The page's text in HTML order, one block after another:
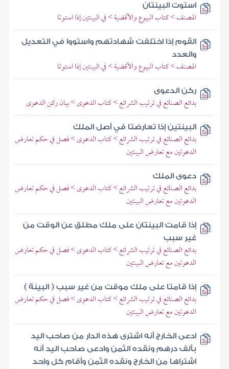
استوت البينتان
المصنف > كتاب البيوع والأقضية > في البينتين إذا استوتا
القوم إذا اختلفت شهادتهم واستووا في التعديل
والعدد
المصنف > كتاب البيوع والأقضية > في البينتين إذا استوتا
ركن الدعوى
بدائع الصنائع في ترتيب الشرائع > كتاب الدعوى > بيان ركن الدعوى
البينتين إذا تعارضتا في أصل الملك
بدائع الصنائع في ترتيب الشرائع > كتاب الدعوى > فصل في حكم تعارض
الدعوتين مع تعارض البينتين
دعوى الملك
بدائع الصنائع في ترتيب الشرائع > كتاب الدعوى > فصل في حكم تعارض
الدعوتين مع تعارض البينتين
إذا قامت البينتان على ملك مطلق عن الوقت من
غير سبب
بدائع الصنائع في ترتيب الشرائع > كتاب الدعوى > فصل في حكم تعارض
الدعوتين مع تعارض البينتين
إذا قامتا على ملك موقت من غير سبب ( البينة )
بدائع الصنائع في ترتيب الشرائع > كتاب الدعوى > فصل في حكم تعارض
الدعوتين مع تعارض البينتين
ادعى الخارج أنه اشترى هذه الدار من صاحب اليد
بألف درهم ونقده الثمن وادعى صاحب اليد أنه
اشتراها من الخارج ونقده الثمن وأقام كل واحد